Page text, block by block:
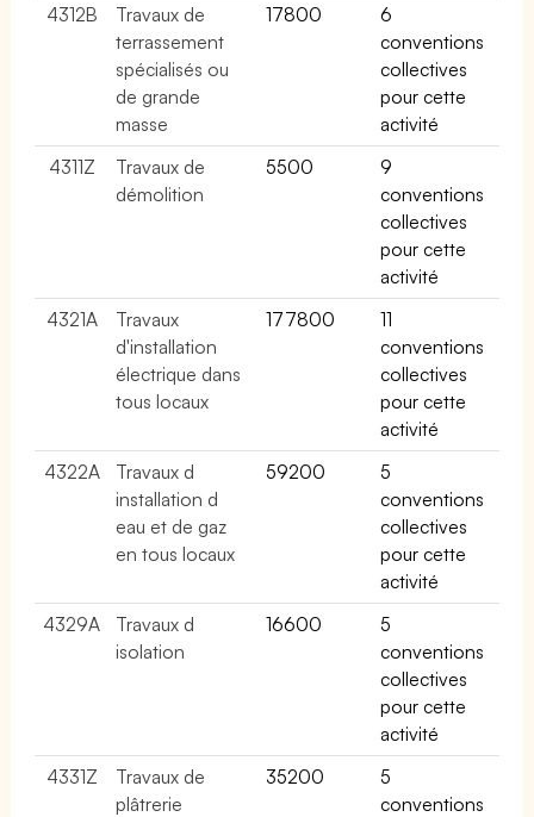
4312B
Travaux de
terrassement
spécialisés ou
de grande
masse
17800
6
conventions
collectives
pour cette
activité
4311Z
Travaux de
démolition
5500
9
conventions
collectives
pour cette
activité
4321A
Travaux
d'installation
électrique dans
tous locaux
177800
11
conventions
collectives
pour cette
activité
4322A
Travaux d
installation d
eau et de gaz
en tous locaux
59200
5
conventions
collectives
pour cette
activité
4329A
Travaux d
isolation
16600
5
conventions
collectives
pour cette
activité
4331Z
Travaux de
plâtrerie
35200
5
conventions